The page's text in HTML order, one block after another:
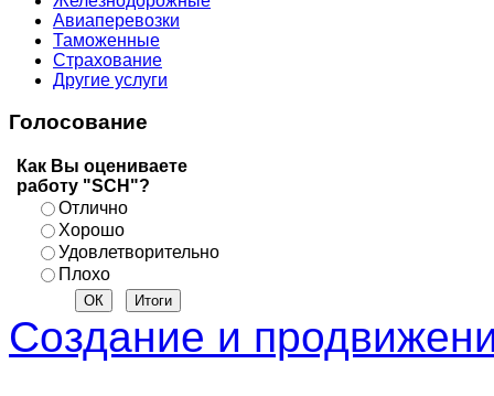
Авиаперевозки
Таможенные
Страхование
Другие услуги
Голосование
Как Вы оцениваете
работу "SCH"?
Отлично
Хорошо
Удовлетворительно
Плохо
Создание и